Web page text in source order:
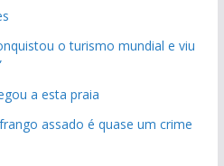
o turismo mundial e viu
a esta praia
assado é quase um crime